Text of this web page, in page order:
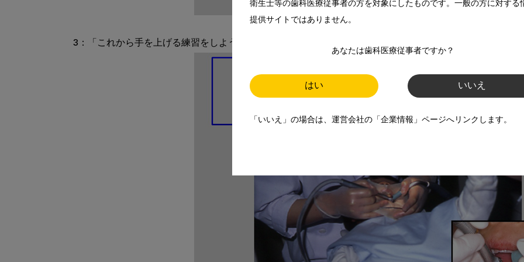
衛生士等の歯科医療従事者の方を対象にしたものです。一般の方に対する
提供サイトではありません。
あなたは歯科医療従事者ですか？
はい いいえ
「いいえ」の場合は、運営会社の「企業情報」ページへリンクします。